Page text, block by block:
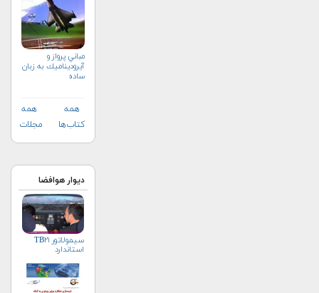
مباني پرواز و
آيروديناميك به زبان
ساده
همه
کتاب‌ها
همه
مجلات
دیوار هوافضا
سیمولاتور TB۲۱
استاندارد